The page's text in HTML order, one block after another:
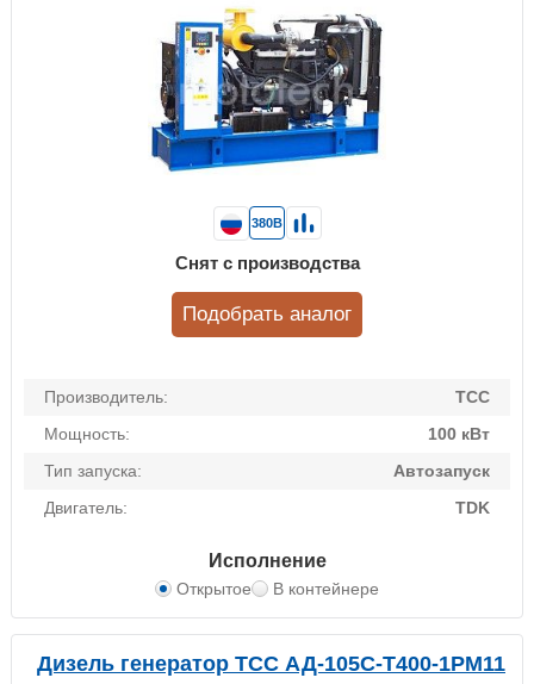
Производитель:
ТСС
Мощность:
100 кВт
Тип запуска:
Автозапуск
Двигатель:
TDK
Исполнение
Открытое В контейнере
380В
Снят с производства
Подобрать аналог
Дизель генератор ТСС АД-105С-Т400-1РМ11